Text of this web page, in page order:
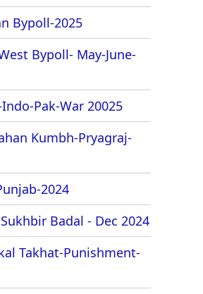
Bypoll-2025
Bypoll- May-June-
Pak-War 20025
Kumbh-Pryagraj-
2024
Badal - Dec 2024
Takhat-Punishment-